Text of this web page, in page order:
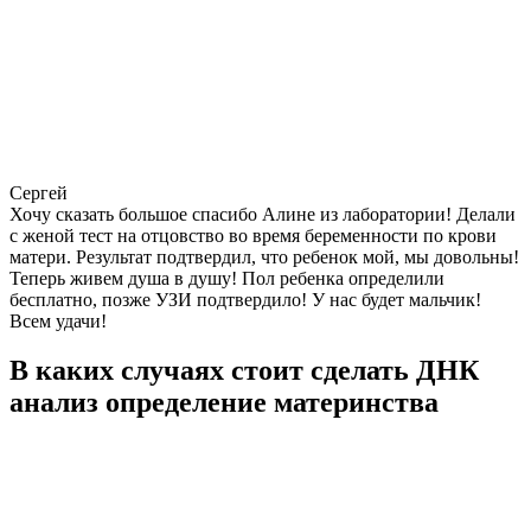
Сергей
Хочу сказать большое спасибо Алине из лаборатории! Делали
с женой тест на отцовство во время беременности по крови
матери. Результат подтвердил, что ребенок мой, мы довольны!
Теперь живем душа в душу! Пол ребенка определили
бесплатно, позже УЗИ подтвердило! У нас будет мальчик!
Всем удачи!
В каких случаях стоит сделать ДНК
анализ определение материнства